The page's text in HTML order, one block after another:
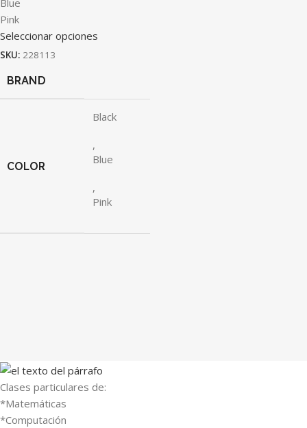
Pink
Seleccionar opciones
SKU: 228113
BRAND
COLOR
Black
,
Blue
,
Pink
Clases particulares de:
*Matemáticas
*Computación